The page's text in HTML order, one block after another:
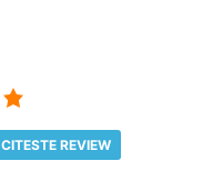
CITESTE REVIEW